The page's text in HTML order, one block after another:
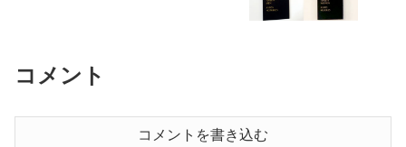
コメント
コメントを書き込む